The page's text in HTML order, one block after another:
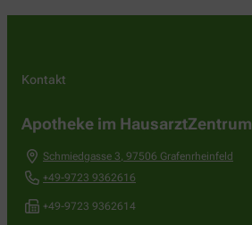
Kontakt
Apotheke im HausarztZentrum
Schmiedgasse 3, 97506 Grafenrheinfeld
+49-9723 9362616
+49-9723 9362614